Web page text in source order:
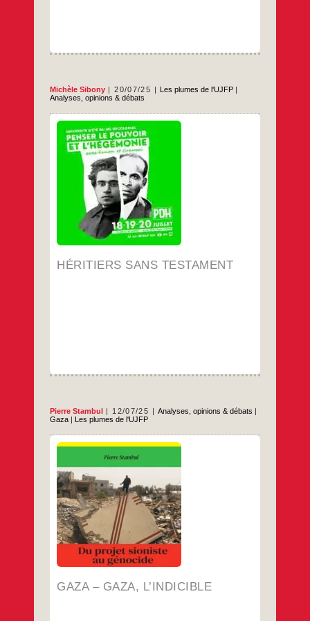
colonie
Ouganda
Michèle Sibony 20/07/25 Les plumes de l'UJFP |
Analyses, opinions & débats
HÉRITIERS SANS TESTAMENT
Intervention de Michèle Sibony, le 18 juillet
2025 à l’université d’été du QG décolonial.
Génocide…Qu’allons-nous faire de toute
cette horreur ! Au lendemain du génocide,
qui serons-nous et quelle mémoire
transmettrons-nous ? Nous savons tout, tout
n’a-t-il pas été dit, vu, montré, entendu sur
Gaza, les termes, les enjeux discutés
…
Pierre Stambul 12/07/25 Analyses, opinions & débats |
Gaza | Les plumes de l'UJFP
GAZA – GAZA, L’INDICIBLE
Dire l’indicible. Déporté à Auschwitz à l’âge
de 24 ans, Primo Levi a essayé. Pas
seulement de raconter la torture, la violence,
la faim, la mort omniprésente, mais aussi de
décrire la difficulté de survivre et de se
reconstruire. Les images de corps émaciés
que nous recevons de Gaza rappellent
…
Gaza
–
Gaza,
l’indicible